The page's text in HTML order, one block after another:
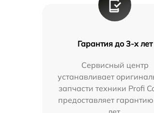
Гарантия до 3-х лет
Сервисный центр
устанавливает
запчасти техники Profi
предоставляет